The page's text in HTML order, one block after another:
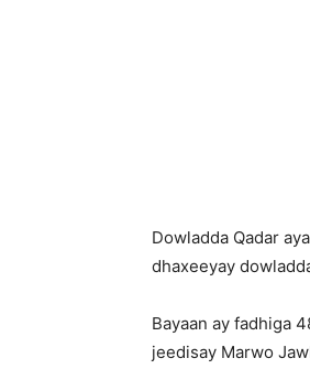
Dowladda Qadar
dhaxeeyay
Bayaan ay fadhiga
jeedisay Marwo